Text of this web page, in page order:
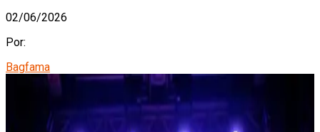
02/06/2026
Por:
Bagfama